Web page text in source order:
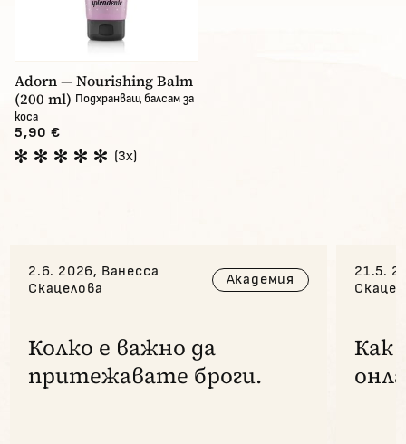
Adorn — Nourishing Balm
(200 ml) Подхранващ балсам за
коса
5,90 €
(3x)
2.6. 2026, Ванесса
Скацелова
Академия
Колко е важно да
притежавате броги.
21.5.
Как